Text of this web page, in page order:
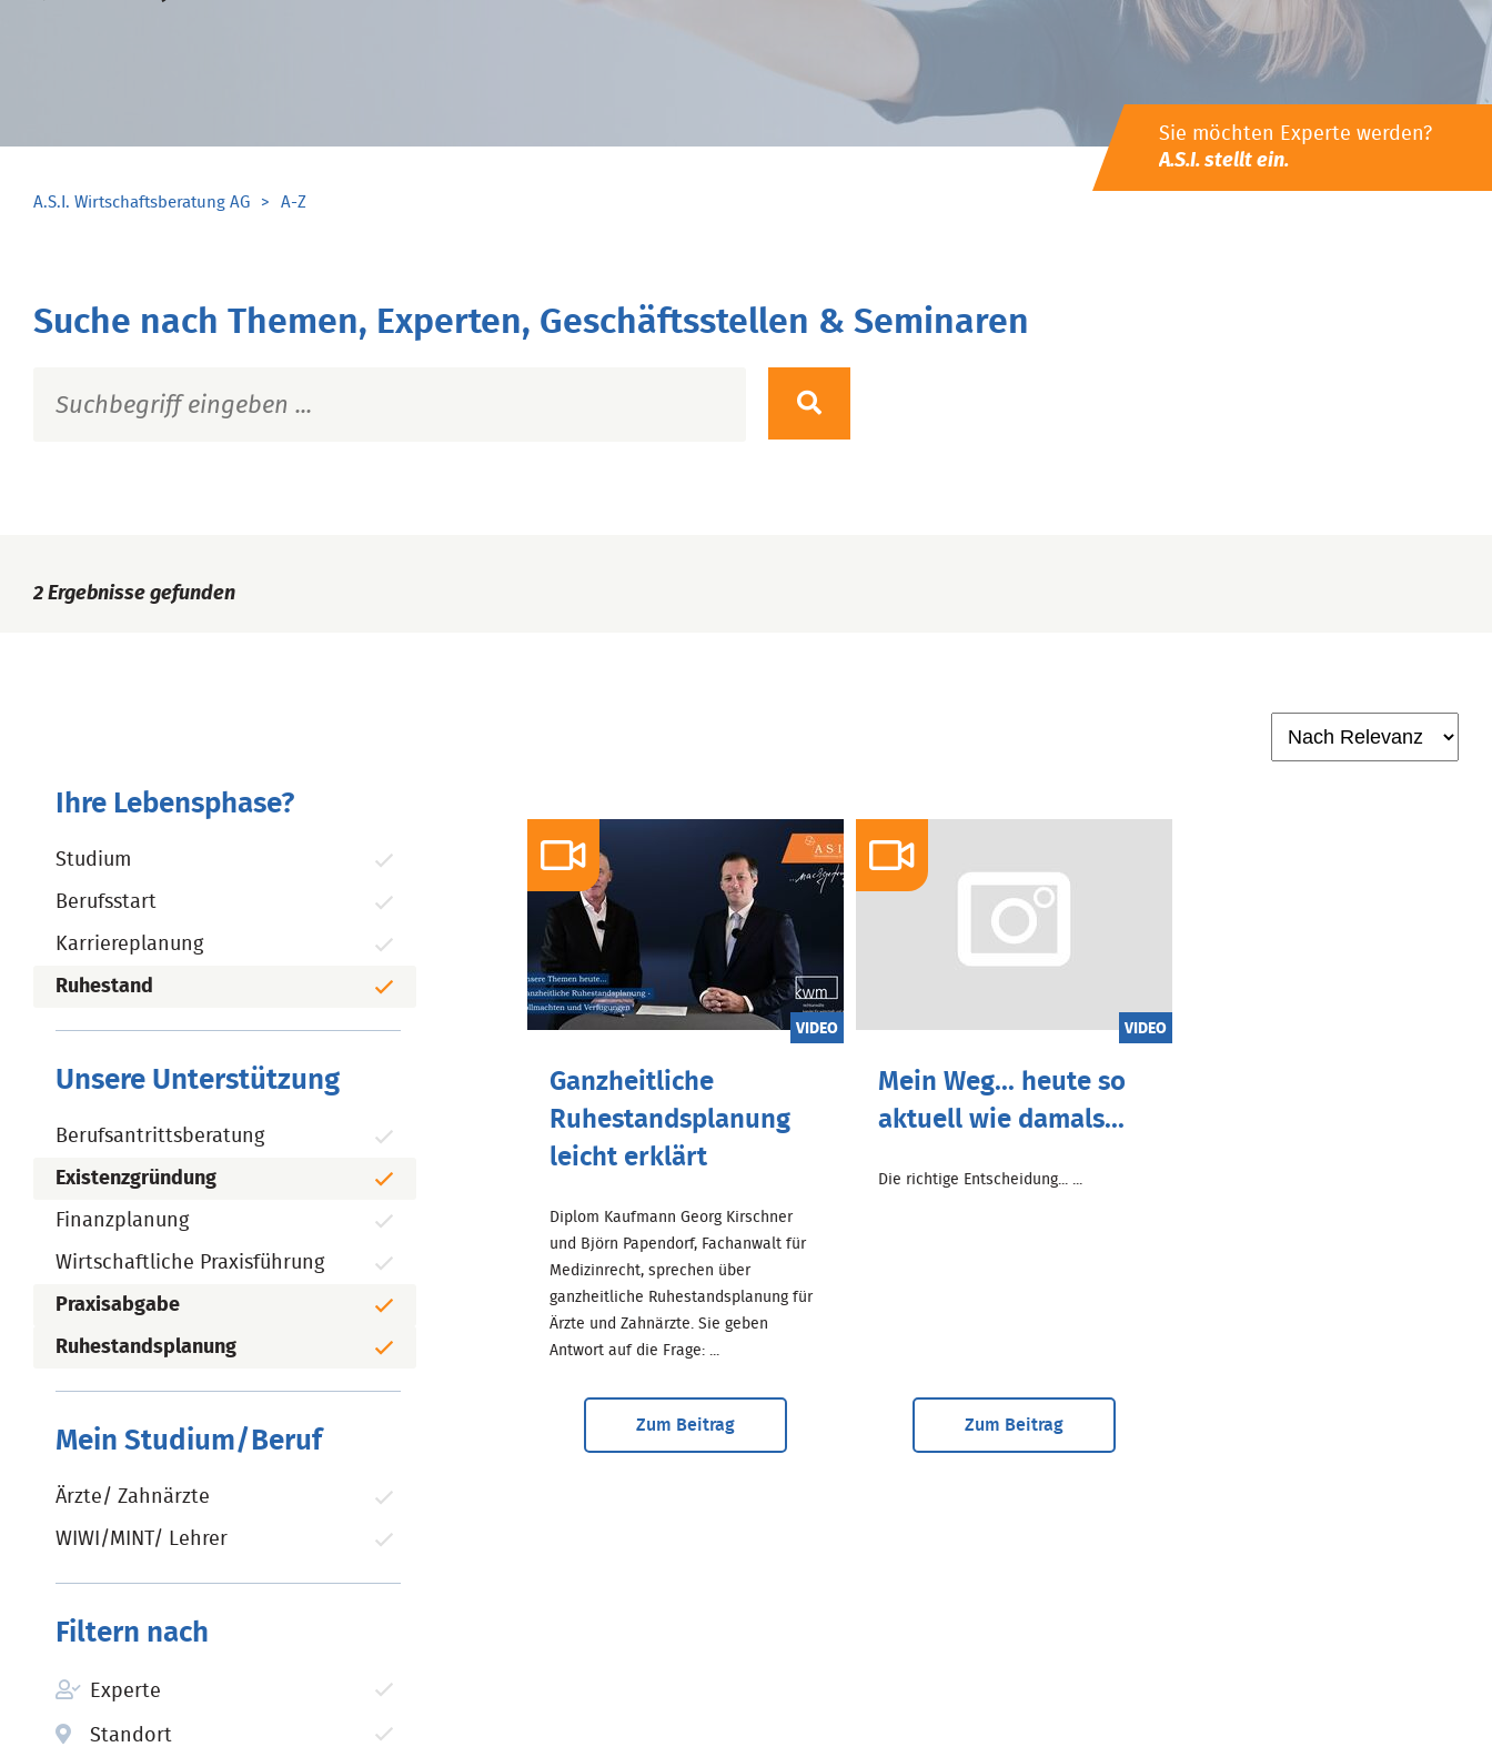
Sie möchten Experte werden?
A.S.I. stellt ein.
A.S.I. Wirtschaftsberatung AG A-Z
Suche nach Themen, Experten, Geschäftsstellen & Seminaren
2 Ergebnisse gefunden
Ihre Lebensphase?
Studium
Berufsstart
Karriereplanung
Ruhestand
Unsere Unterstützung
Berufsantrittsberatung
Existenzgründung
Finanzplanung
Wirtschaftliche Praxisführung
Praxisabgabe
Ruhestandsplanung
Mein Studium/Beruf
Ärzte/ Zahnärzte
WIWI/MINT/ Lehrer
Filtern nach
Experte
Standort
VIDEO
Ganzheitliche
Ruhestandsplanung
leicht erklärt
Diplom Kaufmann Georg Kirschner
und Björn Papendorf, Fachanwalt für
Medizinrecht, sprechen über
ganzheitliche Ruhestandsplanung für
Ärzte und Zahnärzte. Sie geben
Antwort auf die Frage: ...
Zum Beitrag
VIDEO
Mein Weg... heute so
aktuell wie damals...
Die richtige Entscheidung... ...
Zum Beitrag